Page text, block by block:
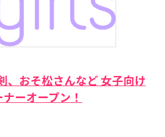
、おそ松さんなど 女子向け
ナーオープン！